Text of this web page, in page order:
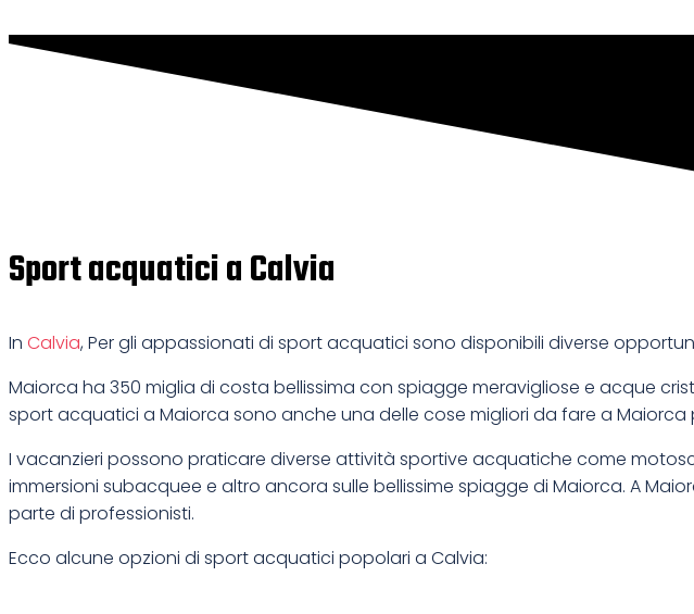
Sport acquatici a Calvia
In Calvia, Per gli appassionati di sport acquatici sono disponibili diverse
Maiorca ha 350 miglia di costa bellissima con spiagge meravigliose e acque
sport acquatici a Maiorca sono anche una delle cose migliori da fare a Maiorca
I vacanzieri possono praticare diverse attività sportive acquatiche come
immersioni subacquee e altro ancora sulle bellissime spiagge di Maiorca. A
parte di professionisti.
Ecco alcune opzioni di sport acquatici popolari a Calvia: